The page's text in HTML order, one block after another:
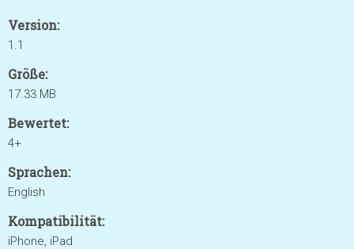
Version:
1.1
Größe:
17.33 MB
Bewertet:
4+
Sprachen:
English
Kompatibilität:
iPhone, iPad